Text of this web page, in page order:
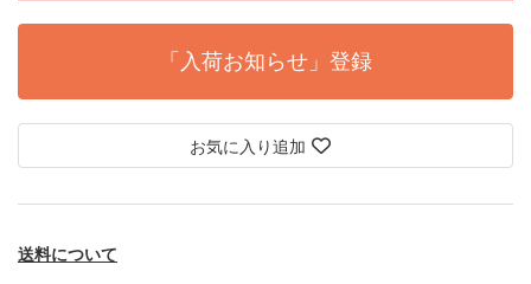
「入荷お知らせ」登録
お気に入り追加
送料について